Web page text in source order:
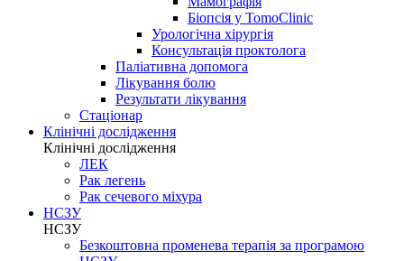
Біопсія у TomoClinic
Урологічна хірургія
Консультація проктолога
Паліативна допомога
Лікування болю
Результати лікування
Стаціонар
Клінічні дослідження
Клінічні дослідження
ЛЕК
Рак легень
Рак сечевого міхура
НСЗУ
НСЗУ
Безкоштовна променева терапія за програмою